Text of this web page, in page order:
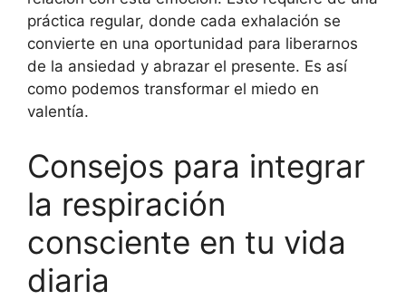
práctica regular, donde cada exhalación se
convierte en una oportunidad para liberarnos
de la ansiedad y abrazar el presente. Es así
como podemos transformar el miedo en
valentía.
Consejos para integrar
la respiración
consciente en tu vida
diaria